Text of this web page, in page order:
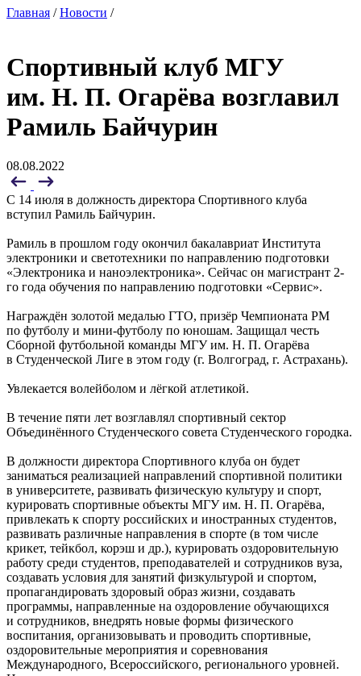
Главная /Новости /
Спортивный клуб МГУ
им. Н. П. Огарёва возглавил
Рамиль Байчурин
08.08.2022
С 14 июля в должность директора Спортивного клуба
вступил Рамиль Байчурин.
Рамиль в прошлом году окончил бакалавриат Института
электроники и светотехники по направлению подготовки
«Электроника и наноэлектроника». Сейчас он магистрант 2-
го года обучения по направлению подготовки «Сервис».
Награждён золотой медалью ГТО, призёр Чемпионата РМ
по футболу и мини-футболу по юношам. Защищал честь
Сборной футбольной команды МГУ им. Н. П. Огарёва
в Студенческой Лиге в этом году (г. Волгоград, г. Астрахань).
Увлекается волейболом и лёгкой атлетикой.
В течение пяти лет возглавлял спортивный сектор
Объединённого Студенческого совета Студенческого городка.
В должности директора Спортивного клуба он будет
заниматься реализацией направлений спортивной политики
в университете, развивать физическую культуру и спорт,
курировать спортивные объекты МГУ им. Н. П. Огарёва,
привлекать к спорту российских и иностранных студентов,
развивать различные направления в спорте (в том числе
крикет, тейкбол, корэш и др.), курировать оздоровительную
работу среди студентов, преподавателей и сотрудников вуза,
создавать условия для занятий физкультурой и спортом,
пропагандировать здоровый образ жизни, создавать
программы, направленные на оздоровление обучающихся
и сотрудников, внедрять новые формы физического
воспитания, организовывать и проводить спортивные,
оздоровительные мероприятия и соревнования
Международного, Всероссийского, регионального уровней.